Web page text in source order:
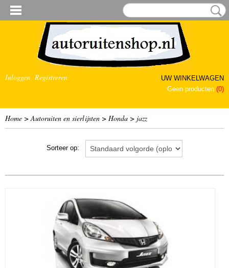
Inloggen Registreren
UW WINKELWAGEN
Geen producten (0)
Home >Autoruiten en sierlijsten > Honda > jazz
Sorteer op: